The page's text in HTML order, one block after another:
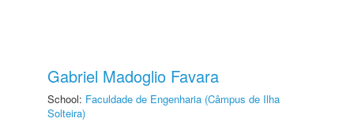
Gabriel Madoglio Favara
School: Faculdade de Engenharia (Câmpus de Ilha
Solteira)